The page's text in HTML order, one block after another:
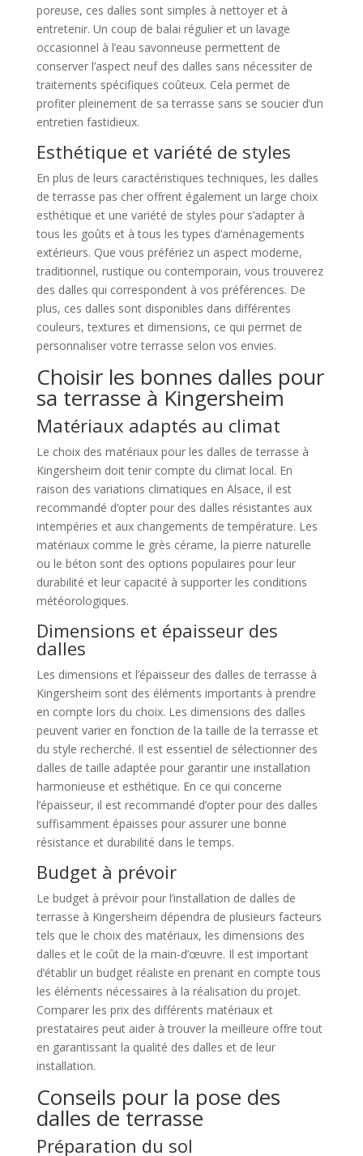
poreuse, ces dalles sont simples à nettoyer et à
entretenir. Un coup de balai régulier et un lavage
occasionnel à l’eau savonneuse permettent de
conserver l’aspect neuf des dalles sans nécessiter de
traitements spécifiques coûteux. Cela permet de
profiter pleinement de sa terrasse sans se soucier d’un
entretien fastidieux.
Esthétique et variété de styles
En plus de leurs caractéristiques techniques, les dalles
de terrasse pas cher offrent également un large choix
esthétique et une variété de styles pour s’adapter à
tous les goûts et à tous les types d’aménagements
extérieurs. Que vous préfériez un aspect moderne,
traditionnel, rustique ou contemporain, vous trouverez
des dalles qui correspondent à vos préférences. De
plus, ces dalles sont disponibles dans différentes
couleurs, textures et dimensions, ce qui permet de
personnaliser votre terrasse selon vos envies.
Choisir les bonnes dalles pour
sa terrasse à Kingersheim
Matériaux adaptés au climat
Le choix des matériaux pour les dalles de terrasse à
Kingersheim doit tenir compte du climat local. En
raison des variations climatiques en Alsace, il est
recommandé d’opter pour des dalles résistantes aux
intempéries et aux changements de température. Les
matériaux comme le grès cérame, la pierre naturelle
ou le béton sont des options populaires pour leur
durabilité et leur capacité à supporter les conditions
météorologiques.
Dimensions et épaisseur des
dalles
Les dimensions et l’épaisseur des dalles de terrasse à
Kingersheim sont des éléments importants à prendre
en compte lors du choix. Les dimensions des dalles
peuvent varier en fonction de la taille de la terrasse et
du style recherché. Il est essentiel de sélectionner des
dalles de taille adaptée pour garantir une installation
harmonieuse et esthétique. En ce qui concerne
l’épaisseur, il est recommandé d’opter pour des dalles
suffisamment épaisses pour assurer une bonne
résistance et durabilité dans le temps.
Budget à prévoir
Le budget à prévoir pour l’installation de dalles de
terrasse à Kingersheim dépendra de plusieurs facteurs
tels que le choix des matériaux, les dimensions des
dalles et le coût de la main-d’œuvre. Il est important
d’établir un budget réaliste en prenant en compte tous
les éléments nécessaires à la réalisation du projet.
Comparer les prix des différents matériaux et
prestataires peut aider à trouver la meilleure offre tout
en garantissant la qualité des dalles et de leur
installation.
Conseils pour la pose des
dalles de terrasse
Préparation du sol